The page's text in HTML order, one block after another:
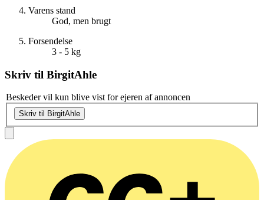
Varens stand
God, men brugt
Forsendelse
3 - 5 kg
Skriv til BirgitAhle
Beskeder vil kun blive vist for ejeren af annoncen
Skriv til BirgitAhle